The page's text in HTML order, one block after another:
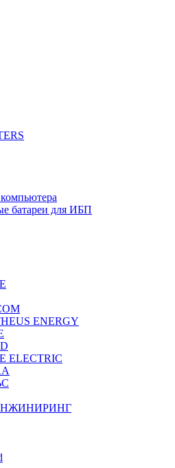
батареи для ИБП
ENERGY
ELECTRIC